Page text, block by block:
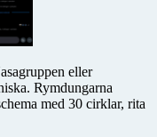
eller
Rymdungarna
med 30 cirklar, rita